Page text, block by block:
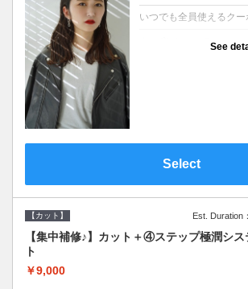
いつでも全員使えるクー
See
Select
【カット】 Est. Duration
【集中補修♪】カット＋④ステップ極潤シ
ト
￥9,000